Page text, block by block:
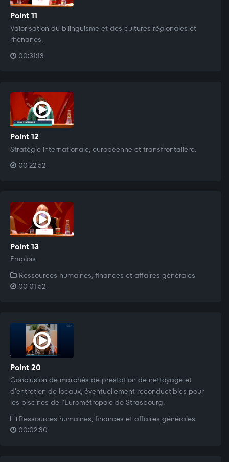
Point 11
Valorisation du bilinguisme et des cultures régionales et
rhénanes.
00:31:13
Point 12
Stratégie internationale, européenne et transfrontalière.
00:22:52
Point 13
Emplois.
Ressources humaines, finances et affaires générales
00:01:52
Point 20
Conclusion de marchés de prestation de nettoyage et
d'entretien de locaux, éventuellement reconductibles pour
les piscines de l'Eurométropole de Strasbourg.
Ressources humaines, finances et affaires générales
00:02:30